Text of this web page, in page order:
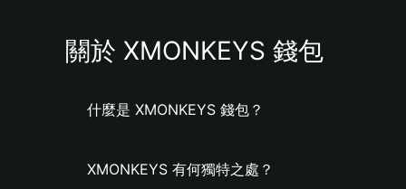
關於 XMONKEYS 錢包
什麼是 XMONKEYS 錢包？
XMONKEYS 有何獨特之處？